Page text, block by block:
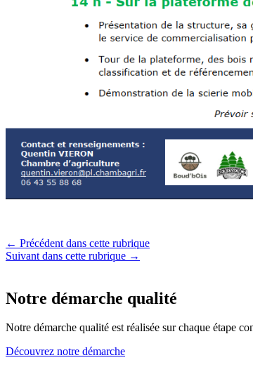
← Précédent dans cette rubrique
Suivant dans cette rubrique →
Notre démarche qualité
Notre démarche qualité est réalisée sur chaque étape
Découvrez notre démarche